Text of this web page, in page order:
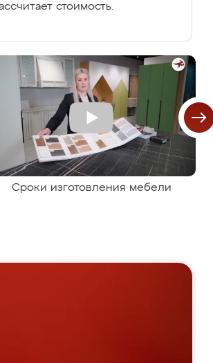
стоимость.
Сроки изготовления мебели